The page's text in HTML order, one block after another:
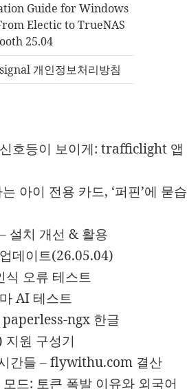
Guide for Windows
Electic to TrueNAS
25.04
개인정보처리방침
호등이 보이게: trafficlight 앱
아이 전용 카드, ‘퍼핀’에 묻습
치 개선 & 활용
데이트(26.05.04)
오류 테스트
AI 테스트
ngx 한글
원 구성기
간들 – flywithu.com 결산
드: 토큰 폭발 이유와 외국어